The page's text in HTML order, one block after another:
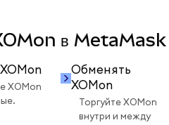
XOMon в MetaMask
XOMon
Обменять
XOMon
Торгуйте XOMon
внутри и между